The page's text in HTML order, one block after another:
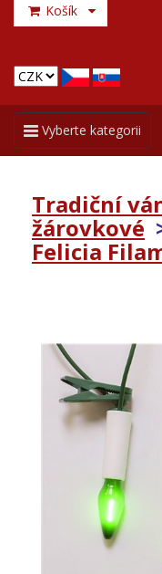
Košík
Toggle
navigation
Vyberte kategorii
Tradiční
žárovkové
Felicia